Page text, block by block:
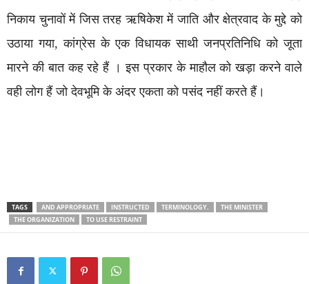
निकाय चुनावों में जिस तरह ऋषिकेश में जाति और क्षेत्रवाद के मुद्दे को
उठाया गया, कांग्रेस के एक विधायक साथी जनप्रतिनिधि को जूता
मारने की बात कह रहे हैं । इस प्रकार के माहौल को खड़ा करने वाले
वही लोग हैं जो देवभूमि के अंदर एकता को पसंद नहीं करते हैं।
TAGS AND APPROPRIATE INSTRUCTED TERMINOLOGY.
THE MINISTER
THE ORGANIZATION
TO USE RESTRAINT